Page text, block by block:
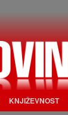
KNJIŽEVNOST